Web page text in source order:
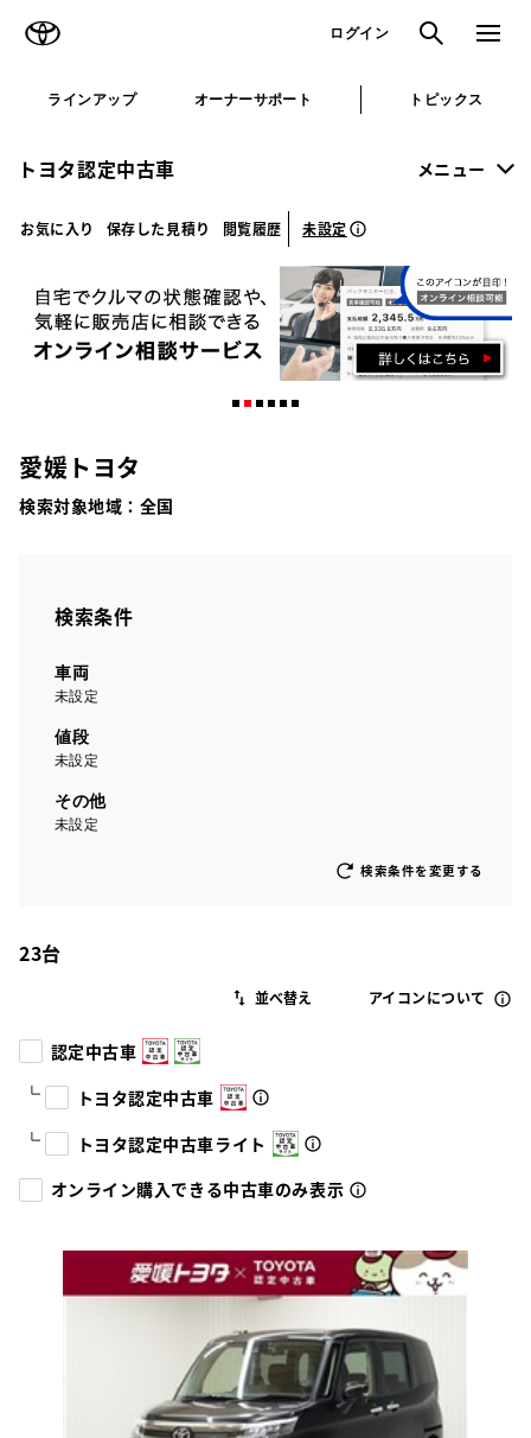
ログイン 検索 メニュ
ラインアップ オーナーサポート トピックス
トヨタ認定中古車 メニュー
お気に入り 保存した見積り 閲覧履歴 未設定
愛媛トヨタ
検索対象地域： 全国
検索条件
車両
未設定
値段
未設定
その他
未設定
検索条件を変更する
23台
アイコンについて
認定中古車
トヨタ認定中古車
トヨタ認定中古車ライト
オンライン購入できる中古車のみ表示